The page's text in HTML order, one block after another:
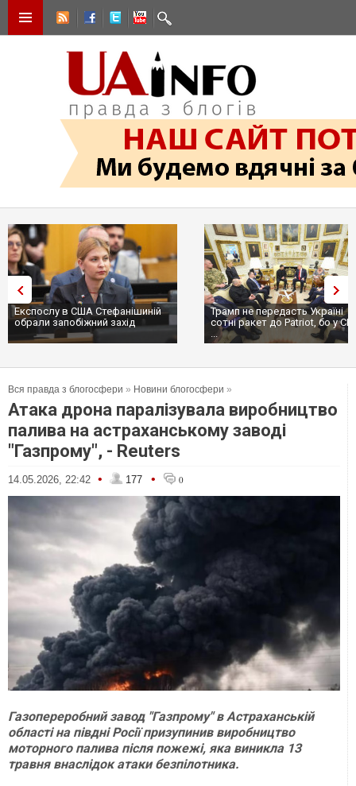
Експослу в США Стефанішиній
обрали запобіжний захід
Трамп не передасть Україні
сотні ракет до Patriot, бо у
...
Вся правда з блогосфери » Новини блогосфери »
Атака дрона паралізувала виробництво
палива на астраханському заводі
"Газпрому", - Reuters
14.05.2026, 22:42 • 177 • 0
Газопереробний завод "Газпрому" в Астраханській
області на півдні Росії призупинив виробництво
моторного палива після пожежі, яка виникла 13
травня внаслідок атаки безпілотника.